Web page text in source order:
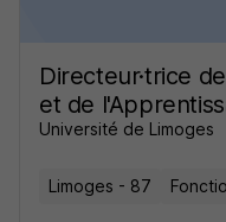
Directeur·trice
et de
Université de Limoges
Limoges - 87